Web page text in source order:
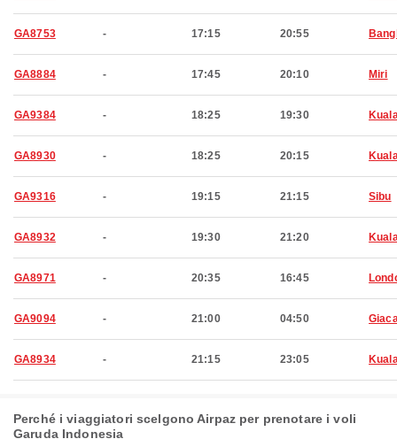
GA8753 - 17:15 20:55
GA8884 - 17:45 20:10 Miri
GA9384 - 18:25 19:30
GA8930 - 18:25 20:15
GA9316 - 19:15 21:15 Sibu
GA8932 - 19:30 21:20
GA8971 - 20:35 16:45
GA9094 - 21:00 04:50
GA8934 - 21:15 23:05
Perché i viaggiatori scelgono Airpaz per prenotare i voli
Garuda Indonesia